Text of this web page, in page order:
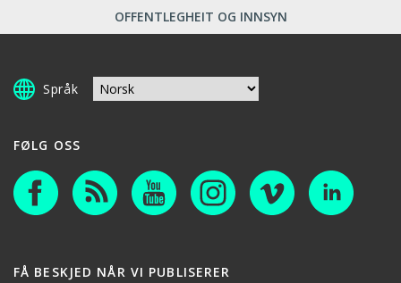
OFFENTLEGHEIT OG INNSYN
Språk
FØLG OSS
FÅ BESKJED NÅR VI PUBLISERER